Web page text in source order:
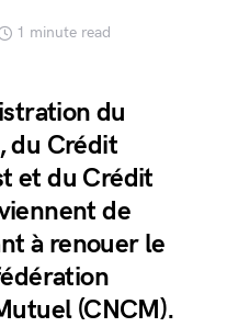
1 minute read
du
du Crédit
et du Crédit
de
à renouer le
(CNCM).